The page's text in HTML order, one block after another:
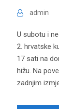
admin
U subotu i
2. hrvatske
17 sati na
hižu. Na
zadnjim